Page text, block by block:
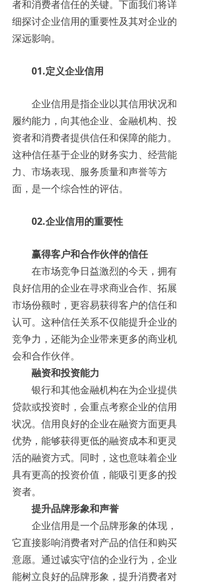
者和消费者信任的关键。下面我们将详
细探讨企业信用的重要性及其对企业的
深远影响。
01.定义企业信用
企业信用是指企业以其信用状况和
履约能力，向其他企业、金融机构、投
资者和消费者提供信任和保障的能力。
这种信任基于企业的财务实力、经营能
力、市场表现、服务质量和声誉等方
面，是一个综合性的评估。
02.企业信用的重要性
赢得客户和合作伙伴的信任
在市场竞争日益激烈的今天，拥有
良好信用的企业在寻求商业合作、拓展
市场份额时，更容易获得客户的信任和
认可。这种信任关系不仅能提升企业的
竞争力，还能为企业带来更多的商业机
会和合作伙伴。
融资和投资能力
银行和其他金融机构在为企业提供
贷款或投资时，会重点考察企业的信用
状况。信用良好的企业在融资方面更具
优势，能够获得更低的融资成本和更灵
活的融资方式。同时，这也意味着企业
具有更高的投资价值，能吸引更多的投
资者。
提升品牌形象和声誉
企业信用是一个品牌形象的体现，
它直接影响消费者对产品的信任和购买
意愿。通过诚实守信的企业行为，企业
能树立良好的品牌形象，提升消费者对